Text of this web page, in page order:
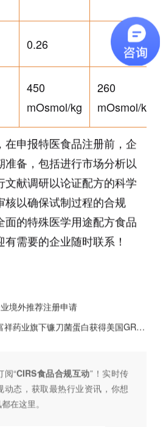
0.26
450
mOsmol/kg
260
mOsmol/kg
在申报特医食品注册前，企
准备，包括进行市场分析以
文献调研以论证配方的科学
核以确保试制过程的合规
面的特殊医学用途配方食品
需要的企业随时联系！
境外推荐注册申请
业旗下镰刀菌蛋白获得美国GRAS认证！
阅“CIRS食品合规互动”！ 实时传
态，获取最热行业资讯， 你想
在这里。